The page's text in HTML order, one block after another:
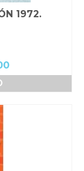
1972.
El
precio